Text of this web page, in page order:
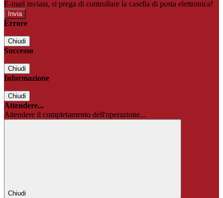
E-mail inviata, si prega di controllare la casella di posta elettronica!
Errore
Chiudi
Successo
Chiudi
Informazione
Chiudi
Attendere...
Attendere il completamento dell'operazione...
Chiudi